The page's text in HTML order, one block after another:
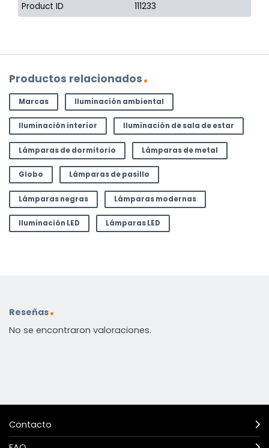
Product ID
111233
Productos relacionados
Marcas Iluminación ambiental
Iluminación interior Iluminación de sala de estar
Lámparas de dormitorio Lámparas de metal
Globo Lámparas de pasillo
Lámparas negras Lámparas modernas
Iluminación LED Lámparas LED
Reseñas
No se encontraron valoraciones.
Contacto